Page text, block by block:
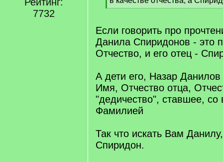
Россия,
Московская
[
]
polops написал:
q
]
метрическим книгам???
[
/
Имя отца в отчестве и
"Спиридонов" тоже
Например, в записи о браке у
Или в записи о смерти
в качестве отчества, а
[
/
]
Данила Спиридонов - это
Отчество, и его отец -